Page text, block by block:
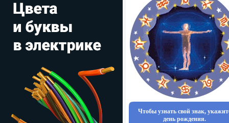
Чтобы узнать свой знак,
день рождения.